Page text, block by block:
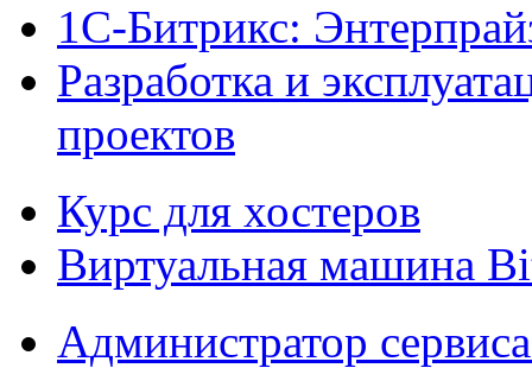
1С-Битрикс:
Разработка и
проектов
Курс для хостеров
Виртуальная машина
Администратор